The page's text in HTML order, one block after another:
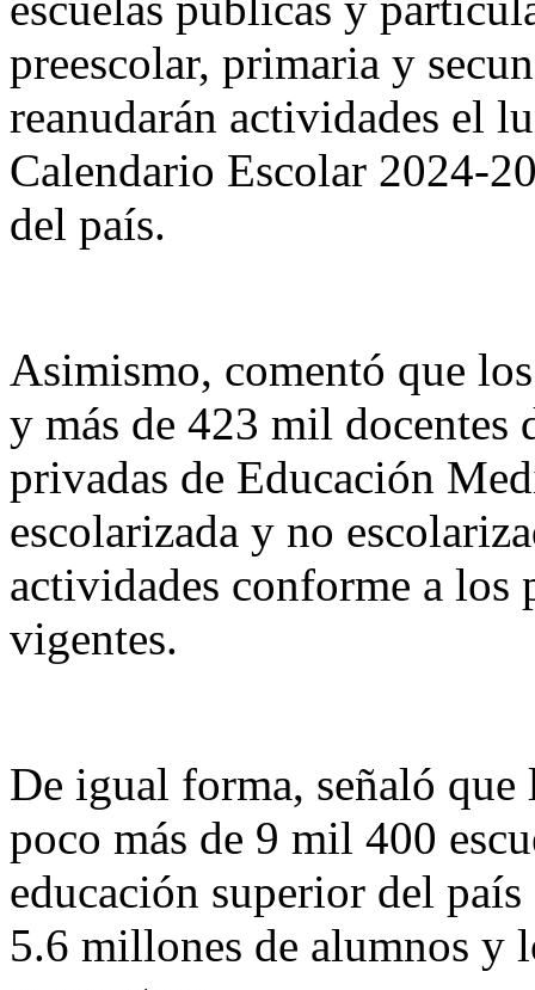
preescolar, primaria y
reanudarán actividades el
Calendario Escolar 2024-
del país.
Asimismo, comentó que
y más de 423 mil docentes
privadas de Educación
escolarizada y no
actividades conforme a los
vigentes.
De igual forma, señaló que
poco más de 9 mil 400
educación superior del
5.6 millones de alumnos y